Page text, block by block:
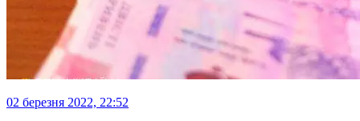
02 березня 2022, 22:52